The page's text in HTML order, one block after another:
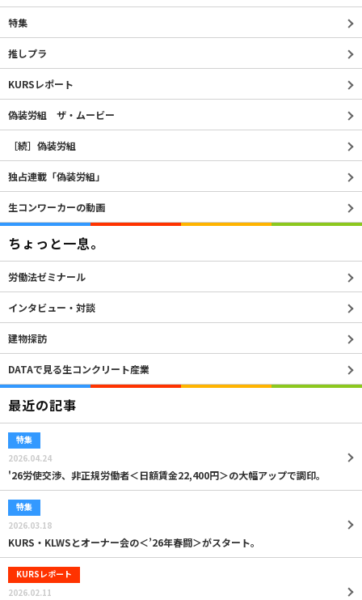
特集
推しプラ
KURSレポート
偽装労組 ザ・ムービー
［続］偽装労組
独占連載「偽装労組」
生コンワーカーの動画
ちょっと一息。
労働法ゼミナール
インタビュー・対談
建物探訪
DATAで見る生コンクリート産業
最近の記事
特集
2026.04.24
'26労使交渉、非正規労働者＜日額賃金22,400円＞の大幅アップで調印。
特集
2026.03.18
KURS・KLWSとオーナー会の＜’26年春闘＞がスタート。
KURSレポート
2026.02.11